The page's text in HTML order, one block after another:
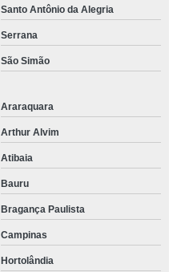
Santo Antônio da Alegria
Serrana
São Simão
Araraquara
Arthur Alvim
Atibaia
Bauru
Bragança Paulista
Campinas
Hortolândia